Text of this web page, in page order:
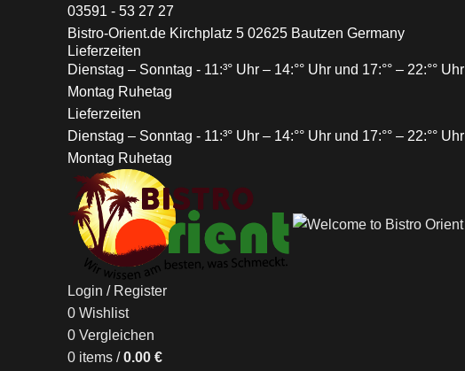
03591 - 53 27 27
Bistro-Orient.de Kirchplatz 5 02625 Bautzen Germany
Lieferzeiten
Dienstag – Sonntag - 11:³° Uhr – 14:°° Uhr und 17:°° – 22:°° Uhr
Montag Ruhetag
Lieferzeiten
Dienstag – Sonntag - 11:³° Uhr – 14:°° Uhr und 17:°° – 22:°° Uhr
Montag Ruhetag
Login / Register
0 Wishlist
0 Vergleichen
0 items / 0.00 €